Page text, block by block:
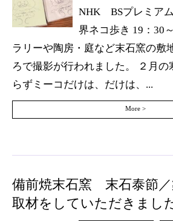
NHK BSプレミ
界ネコ歩き 19：
ラリーや陶房・庭など末石窯の敷
ろで撮影が行われました。 ２月の
らずミーコだけは、だけは、...
More >
備前焼末石窯 末石泰節
取材をしていただきまし